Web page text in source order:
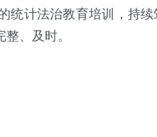
统计法治教育培训，持续
、及时。